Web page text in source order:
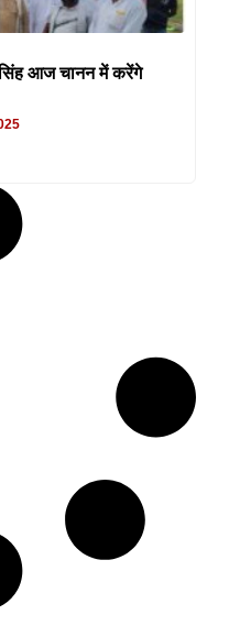
आज चानन में करेंगे